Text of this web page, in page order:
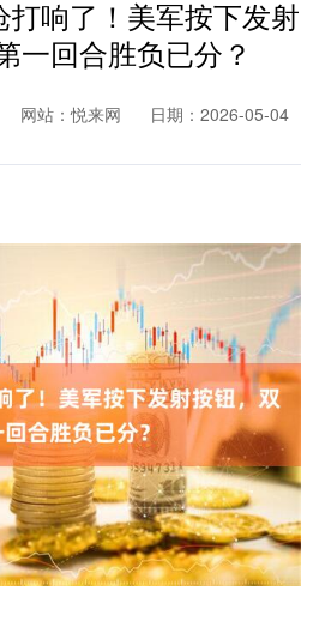
响了！美军按下发射
一回合胜负已分？
网站：悦来网
日期：2026-05-04